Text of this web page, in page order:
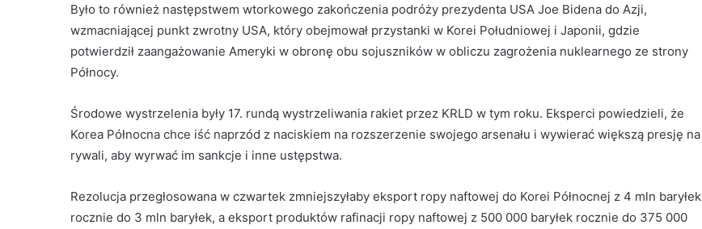
Było to również następstwem wtorkowego zakończenia podróży prezydenta USA Joe Bidena do Azji,
wzmacniającej punkt zwrotny USA, który obejmował przystanki w Korei Południowej i Japonii, gdzie
potwierdził zaangażowanie Ameryki w obronę obu sojuszników w obliczu zagrożenia nuklearnego ze strony
Północy.
Środowe wystrzelenia były 17. rundą wystrzeliwania rakiet przez KRLD w tym roku. Eksperci powiedzieli, że
Korea Północna chce iść naprzód z naciskiem na rozszerzenie swojego arsenału i wywierać większą presję na
rywali, aby wyrwać im sankcje i inne ustępstwa.
Rezolucja przegłosowana w czwartek zmniejszyłaby eksport ropy naftowej do Korei Północnej z 4 mln baryłek
rocznie do 3 mln baryłek, a eksport produktów rafinacji ropy naftowej z 500 000 baryłek rocznie do 375 000